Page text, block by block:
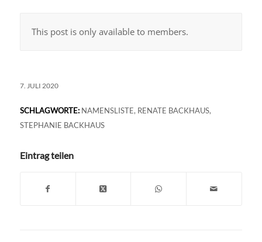
This post is only available to members.
7. JULI 2020
SCHLAGWORTE: NAMENSLISTE, RENATE BACKHAUS,
STEPHANIE BACKHAUS
Eintrag teilen